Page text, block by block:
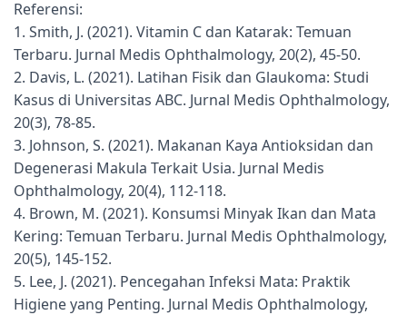
Referensi:
1. Smith, J. (2021). Vitamin C dan Katarak: Temuan
Terbaru. Jurnal Medis Ophthalmology, 20(2), 45-50.
2. Davis, L. (2021). Latihan Fisik dan Glaukoma: Studi
Kasus di Universitas ABC. Jurnal Medis Ophthalmology,
20(3), 78-85.
3. Johnson, S. (2021). Makanan Kaya Antioksidan dan
Degenerasi Makula Terkait Usia. Jurnal Medis
Ophthalmology, 20(4), 112-118.
4. Brown, M. (2021). Konsumsi Minyak Ikan dan Mata
Kering: Temuan Terbaru. Jurnal Medis Ophthalmology,
20(5), 145-152.
5. Lee, J. (2021). Pencegahan Infeksi Mata: Praktik
Higiene yang Penting. Jurnal Medis Ophthalmology,